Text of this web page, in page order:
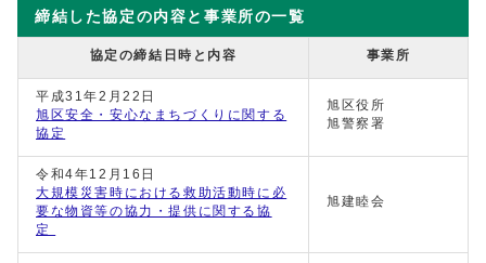
締結した協定の内容と事業所の一覧
協定の締結日時と内容 事業所
平成31年2月22日
旭区安全・安心なまちづくりに関する
協定
旭区役所
旭警察署
令和4年12月16日
大規模災害時における救助活動時に必
要な物資等の協力・提供に関する協
定
旭建睦会